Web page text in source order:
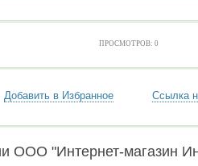
ПРОСМОТРОВ: 0
Добавить в Избранное Ссылка
ООО "Интернет-магазин